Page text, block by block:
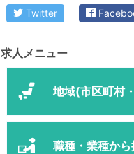
Twitter
求人メニュー
地域(市区町村
職種・業種から